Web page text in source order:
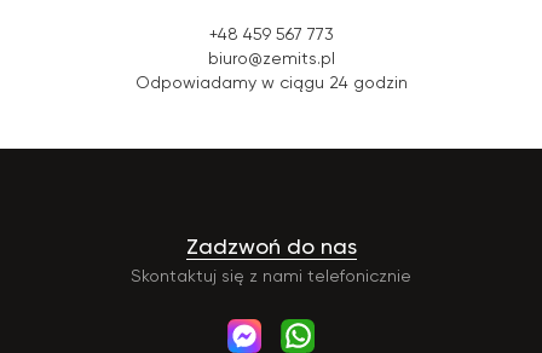
+48 459 567 773
biuro@zemits.pl
Odpowiadamy w ciągu 24 godzin
Skontaktuj się z nami telefonicznie
Zadzwoń do nas